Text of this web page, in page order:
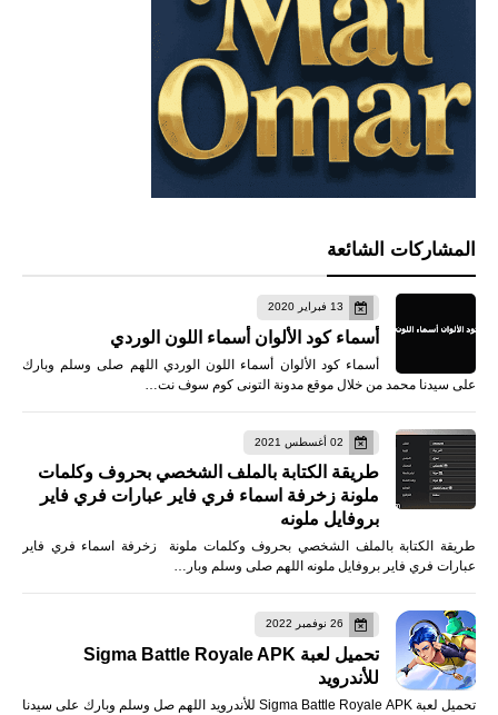
المشاركات الشائعة
13 فبراير 2020
أسماء كود الألوان أسماء اللون الوردي
أسماء كود الألوان أسماء اللون الوردي اللهم صلى وسلم وبارك
على سيدنا محمد من خلال موقع مدونة التونى كوم سوف نت…
02 أغسطس 2021
طريقة الكتابة بالملف الشخصي بحروف وكلمات
ملونة زخرفة اسماء فري فاير عبارات فري فاير
بروفايل ملونه
طريقة الكتابة بالملف الشخصي بحروف وكلمات ملونة زخرفة اسماء فري فاير
عبارات فري فاير بروفايل ملونه اللهم صلى وسلم وبار…
26 نوفمبر 2022
تحميل لعبة Sigma Battle Royale APK
للأندرويد
تحميل لعبة Sigma Battle Royale APK للأندرويد اللهم صل وسلم وبارك على سيدنا